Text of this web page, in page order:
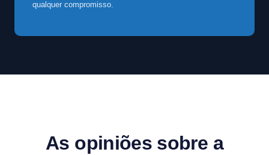
qualquer compromisso.
As opiniões sobre a